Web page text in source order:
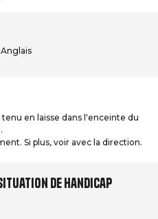
Anglais
en laisse dans l'enceinte du
Si plus, voir avec la direction.
de handicap